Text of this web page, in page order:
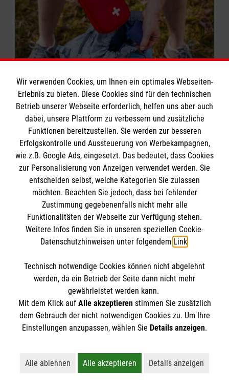
8 Erste-Hilfe-Mythen
Rund um das Thema Erste Hilfe kursieren viele
Mythen. Was stimmt? Was ist überholt? Wir
klären auf.
Erste Hilfe bei älteren Menschen
Mensch in Not gerät.
Wir verwenden Cookies, um Ihnen ein optimales Webseiten-
Erlebnis zu bieten. Diese Cookies sind für den technischen
Betrieb unserer Webseite erforderlich, helfen uns aber auch
dabei, unsere Plattform zu verbessern und zusätzliche
Funktionen bereitzustellen. Sie werden zur besseren
Erfolgskontrolle und Aussteuerung von Werbekampagnen,
wie z.B. Google Ads, eingesetzt. Das bedeutet, dass Cookies
zur Personalisierung von Anzeigen verwendet werden. Sie
entscheiden selbst, welche Kategorien Sie zulassen
möchten. Beachten Sie jedoch, dass bei fehlender
Zustimmung gegebenenfalls nicht mehr alle
Funktionalitäten der Webseite zur Verfügung stehen.
Weitere Infos finden Sie in unseren speziellen Cookie-
Datenschutzhinweisen unter folgendem Link.
Technisch notwendige Cookies können nicht abgelehnt
werden, da ein Betrieb der Seite dann nicht mehr
gewährleistet werden kann.
Mit dem Klick auf Alle akzeptierenstimmen Sie zusätzlich
dem Gebrauch der nicht notwendigen Cookies zu. Um Ihre
Einstellungen anzupassen, wählen Sie Details anzeigen.
Alle ablehnen
Lehnt alle nicht-essentiellen Cookies ab
Alle akzeptieren
Akzeptiert alle Cookies
Details anzeigen